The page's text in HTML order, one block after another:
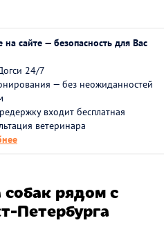
сайте — безопасность для Вас
24/7
— без неожиданностей
входит бесплатная
ветеринара
рядом с
Петербурга